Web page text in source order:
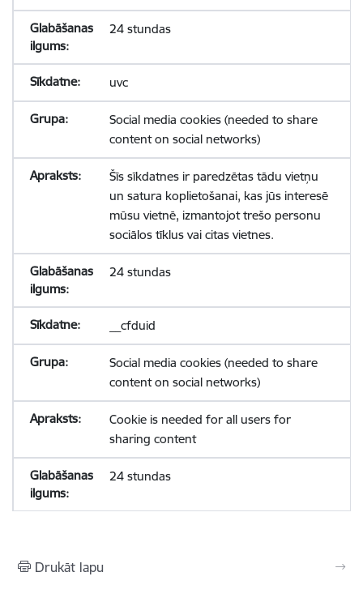
24 stundas
uvc
Social media cookies (needed to share
content on social networks)
Šīs sīkdatnes ir paredzētas tādu vietņu
un satura koplietošanai, kas jūs interesē
mūsu vietnē, izmantojot trešo personu
sociālos tīklus vai citas vietnes.
24 stundas
__cfduid
Social media cookies (needed to share
content on social networks)
Cookie is needed for all users for
sharing content
24 stundas
Drukāt lapu